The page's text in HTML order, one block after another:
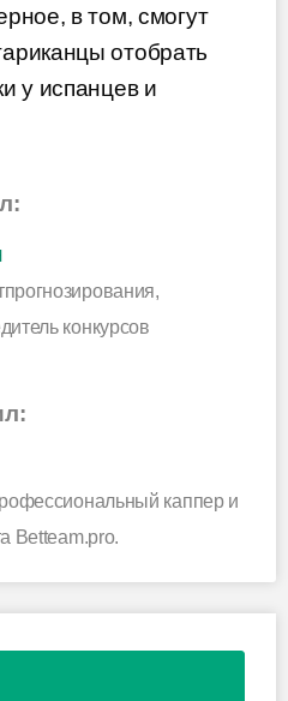
в том, смогут
отобрать
у испанцев и
конкурсов
каппер и
Betteam.pro.